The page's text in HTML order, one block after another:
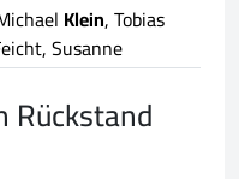
Klein, Tobias
Susanne
Rückstand